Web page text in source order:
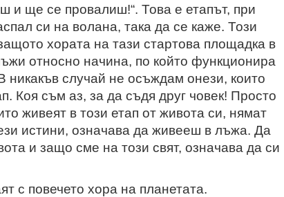
и ще се провалиш!“. Това е етапът, при
си на волана, така да се каже. Този
хората на тази стартова площадка в
относно начина, по който функционира
случай не осъждам онези, които
Коя съм аз, за да съдя друг човек! Просто
живеят в този етап от живота си, нямат
истини, означава да живееш в лъжа. Да
и защо сме на този свят, означава да си
с повечето хора на планетата.